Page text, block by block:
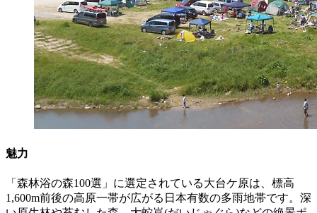
魅力
「森林浴の森100選」に選定されている大台ケ原は、標高
1,600m前後の高原一帯が広がる日本有数の多雨地帯です。深